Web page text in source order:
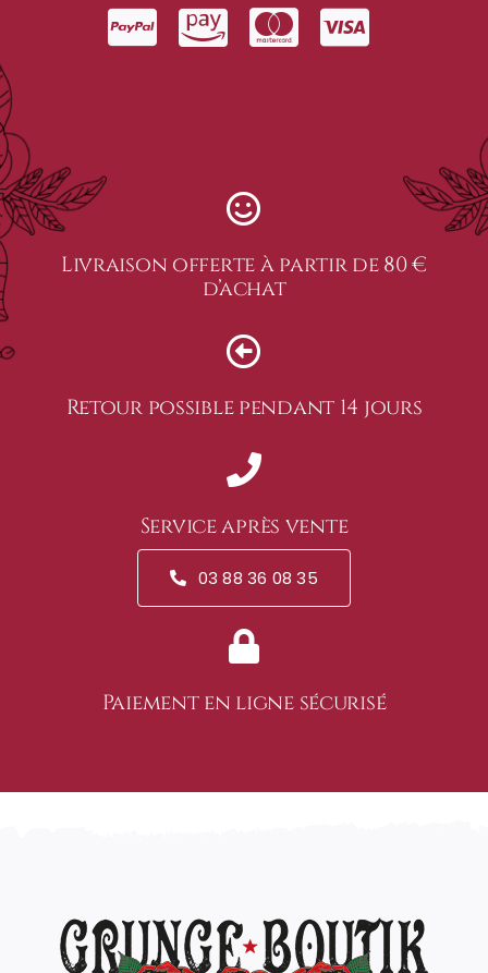
Livraison offerte à partir de 80 €
d’achat
Retour possible pendant 14 jours
Service après vente
03 88 36 08 35
Paiement en ligne sécurisé